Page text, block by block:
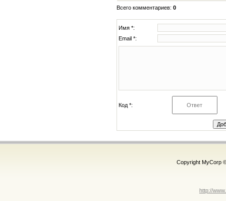
Всего комментариев: 0
Имя *:
Email *:
Код *:
Copyright MyCorp
http://